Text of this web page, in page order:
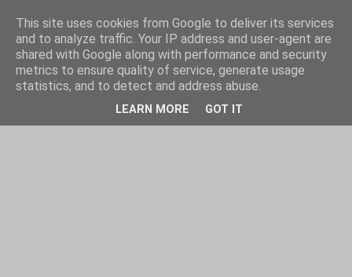
This site uses cookies from Google to deliver its services
and to analyze traffic. Your IP address and user-agent are
shared with Google along with performance and security
metrics to ensure quality of service, generate usage
statistics, and to detect and address abuse.
LEARN MORE GOT IT